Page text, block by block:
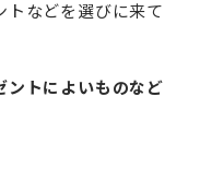
トなどを選びに来て
トによいものなど